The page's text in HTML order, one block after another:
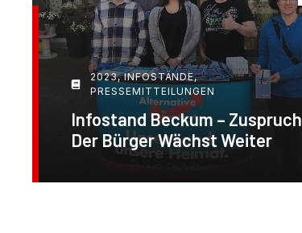
2023,INFOSTÄNDE,
PRESSEMITTEILUNGEN
Infostand Beckum – Zuspruch
Der Bürger Wächst Weiter